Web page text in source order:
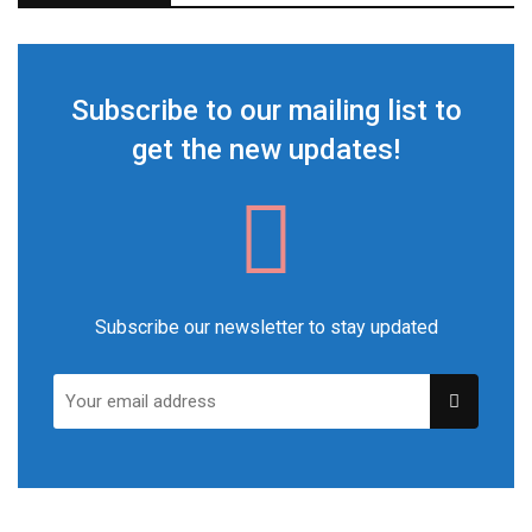
Subscribe to our mailing list to
get the new updates!
Subscribe our newsletter to stay updated